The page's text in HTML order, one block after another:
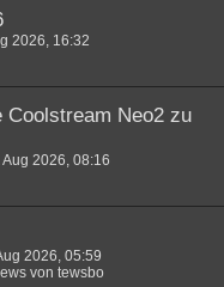
2026, 16:32
Coolstream Neo2 zu
Aug 2026, 08:16
2026, 05:59
von tewsbo